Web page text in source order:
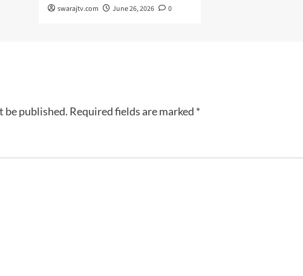
swarajtv.com June 26, 2026 0
be published. Required fields are marked *